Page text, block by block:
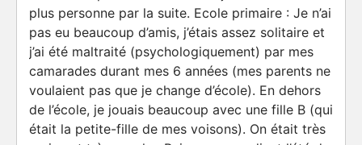
plus personne par la suite. Ecole primaire : Je n’ai
pas eu beaucoup d’amis, j’étais assez solitaire et
j’ai été maltraité (psychologiquement) par mes
camarades durant mes 6 années (mes parents ne
voulaient pas que je change d’école). En dehors
de l’école, je jouais beaucoup avec une fille B (qui
était la petite-fille de mes voisons). On était très